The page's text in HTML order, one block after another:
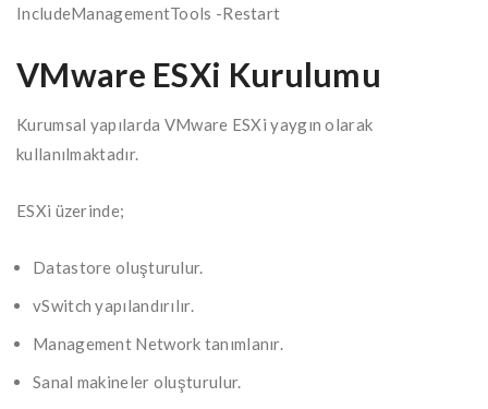
IncludeManagementTools -Restart
VMware ESXi Kurulumu
Kurumsal yapılarda VMware ESXi yaygın olarak
kullanılmaktadır.
ESXi üzerinde;
Datastore oluşturulur.
vSwitch yapılandırılır.
Management Network tanımlanır.
Sanal makineler oluşturulur.